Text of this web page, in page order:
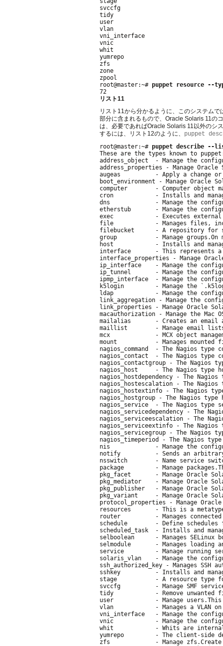
svccfg
tidy
user
vlan
vni_interface
vnic
whit
yumrepo
zfs
zone
zpool
root@master:~# puppet resource --
リスト11
リスト11から分かるように、このシステム
部分に含まれるもので、Oracle Solaris 11の
は、必要であればOracle Solaris 11以外のシ
するには、リスト12のように、 puppet
root@master:~# puppet describe --
These are the types known to
address_object  - Manage the
address_properties - Manage
augeas          - Apply a change
boot_environment - Manage Oracle
computer        - Computer object
cron            - Installs and
dns             - Manage the
etherstub       - Manage the
exec            - Executes
file            - Manages files,
filebucket      - A repository
group           - Manage
host            - Installs and
interface       - This represents
interface_properties - Manage
ip_interface    - Manage the
ip_tunnel       - Manage the
ipmp_interface  - Manage the
k5login         - Manage the
ldap            - Manage the
link_aggregation - Manage the
link_properties - Manage Oracle
macauthorization - Manage the
mailalias       - Creates an
maillist        - Manage email
mcx             - MCX object
mount           - Manages
nagios_command  - The Nagios
nagios_contact  - The Nagios
nagios_contactgroup - The Nagios
nagios_host     - The Nagios type
nagios_hostdependency - The
nagios_hostescalation - The
nagios_hostextinfo - The Nagios
nagios_hostgroup - The Nagios
nagios_service  - The Nagios
nagios_servicedependency - The
nagios_serviceescalation - The
nagios_serviceextinfo - The
nagios_servicegroup - The Nagios
nagios_timeperiod - The Nagios
nis             - Manage the
notify          - Sends an arbitrary
nsswitch        - Name service
package         - Manage
pkg_facet       - Manage Oracle
pkg_mediator    - Manage Oracle
pkg_publisher   - Manage Oracle
pkg_variant     - Manage Oracle
protocol_properties - Manage
resources       - This is a
router          - Manages
schedule        - Define schedules
scheduled_task  - Installs and
selboolean      - Manages SELinux
selmodule       - Manages loading
service         - Manage running
solaris_vlan    - Manage the
ssh_authorized_key - Manages
sshkey          - Installs and
stage           - A resource type
svccfg          - Manage SMF
tidy            - Remove unwanted
user            - Manage
vlan            - Manages a VLAN
vni_interface   - Manage the
vnic            - Manage the
whit            - Whits are
yumrepo         - The client-side
zfs             - Manage zfs.Create